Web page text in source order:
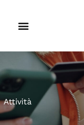
Attività